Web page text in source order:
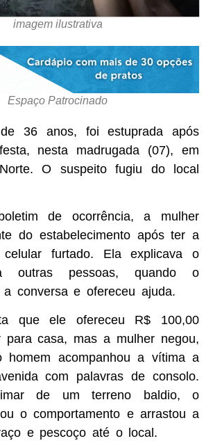
imagem ilustrativa
Espaço Patrocinado
36 anos, foi estuprada após
nesta madrugada (07), em
O suspeito fugiu do local
de ocorrência, a mulher
do estabelecimento após ter a
furtado. Ela explicava o
outras pessoas, quando o
conversa e ofereceu ajuda.
que ele ofereceu R$ 100,00
para casa, mas a mulher negou,
homem acompanhou a vítima a
com palavras de consolo.
de um terreno baldio, o
o comportamento e arrastou a
e pescoço até o local.